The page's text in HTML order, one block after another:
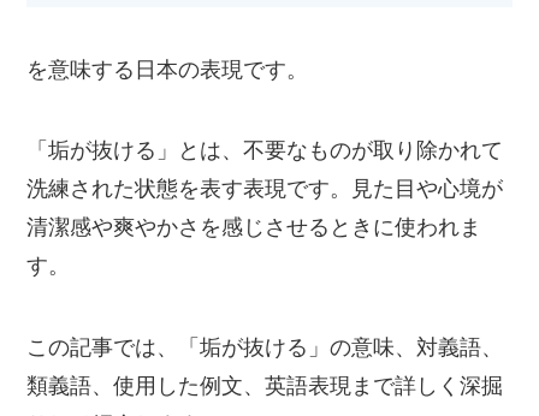
を意味する日本の表現です。
「垢が抜ける」とは、不要なものが取り除かれて
洗練された状態を表す表現です。見た目や心境が
清潔感や爽やかさを感じさせるときに使われま
す。
この記事では、「垢が抜ける」の意味、対義語、
類義語、使用した例文、英語表現まで詳しく深掘